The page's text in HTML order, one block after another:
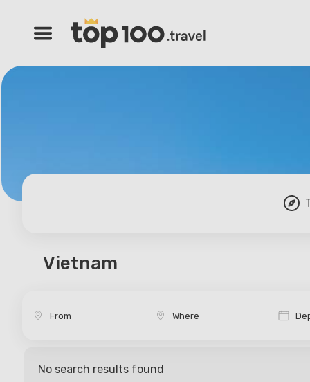
Vietnam
No search results found